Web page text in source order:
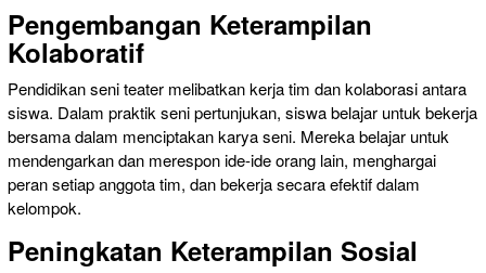
Pengembangan Keterampilan
Kolaboratif
Pendidikan seni teater melibatkan kerja tim dan kolaborasi antara
siswa. Dalam praktik seni pertunjukan, siswa belajar untuk bekerja
bersama dalam menciptakan karya seni. Mereka belajar untuk
mendengarkan dan merespon ide-ide orang lain, menghargai
peran setiap anggota tim, dan bekerja secara efektif dalam
kelompok.
Peningkatan Keterampilan Sosial